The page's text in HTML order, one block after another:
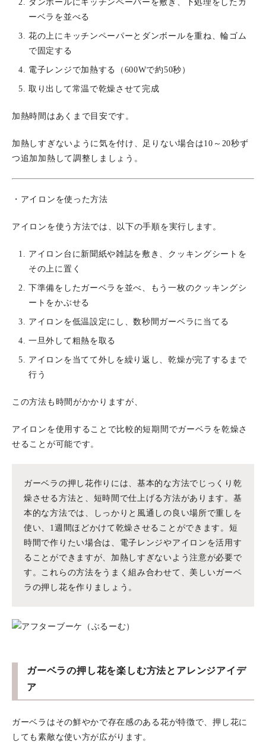
ダンボールにキッチンペーパーを敷き、下処理をしたガ
ーベラを並べる
花の上にキッチンペーパーとダンボールを重ね、輪ゴム
で固定する
電子レンジで加熱する（600Wで約50秒）
取り出して常温で乾燥させて完成
加熱時間はあくまで目安です。
加熱しすぎないように気を付け、足りない場合は10～20秒ず
つ追加加熱して調整しましょう。
・アイロンを使った方法
アイロンを使う方法では、以下の手順を実行します。
アイロン台に新聞紙や雑誌を敷き、クッキングシートを
その上に置く
下準備をしたガーベラを並べ、もう一枚のクッキングシ
ートをかぶせる
アイロンを低温設定にし、数秒間ガーベラに当てる
一旦外して粗熱を取る
アイロンを当てて外しを繰り返し、乾燥が完了するまで
行う
この方法も時間がかかりますが、
アイロンを使用することで比較的短期間でガーベラを乾燥さ
せることが可能です。
ガーベラの押し花作りには、基本的な方法でじっくり乾
燥させる方法と、短時間で仕上げる方法があります。基
本的な方法では、しっかりと風通しの良い場所で重しを
使い、1週間ほどかけて乾燥させることができます。短
時間で作りたい場合は、電子レンジやアイロンを活用す
ることができますが、加熱しすぎないよう注意が必要で
す。これらの方法をうまく組み合わせて、美しいガーベ
ラの押し花を作りましょう。
ガーベラの押し花を楽しむ方法とアレンジアイデ
ア
ガーベラはその鮮やかで存在感のある花が特徴で、押し花に
しても素敵な使い方が広がります。